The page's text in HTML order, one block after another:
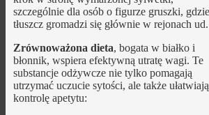
szczególnie dla osób o figurze gruszki, gdzie
tłuszcz gromadzi się głównie w rejonach ud.
Zrównoważona dieta, bogata w białko i
błonnik, wspiera efektywną utratę wagi. Te
substancje odżywcze nie tylko pomagają
utrzymać uczucie sytości, ale także ułatwiają
kontrolę apetytu: